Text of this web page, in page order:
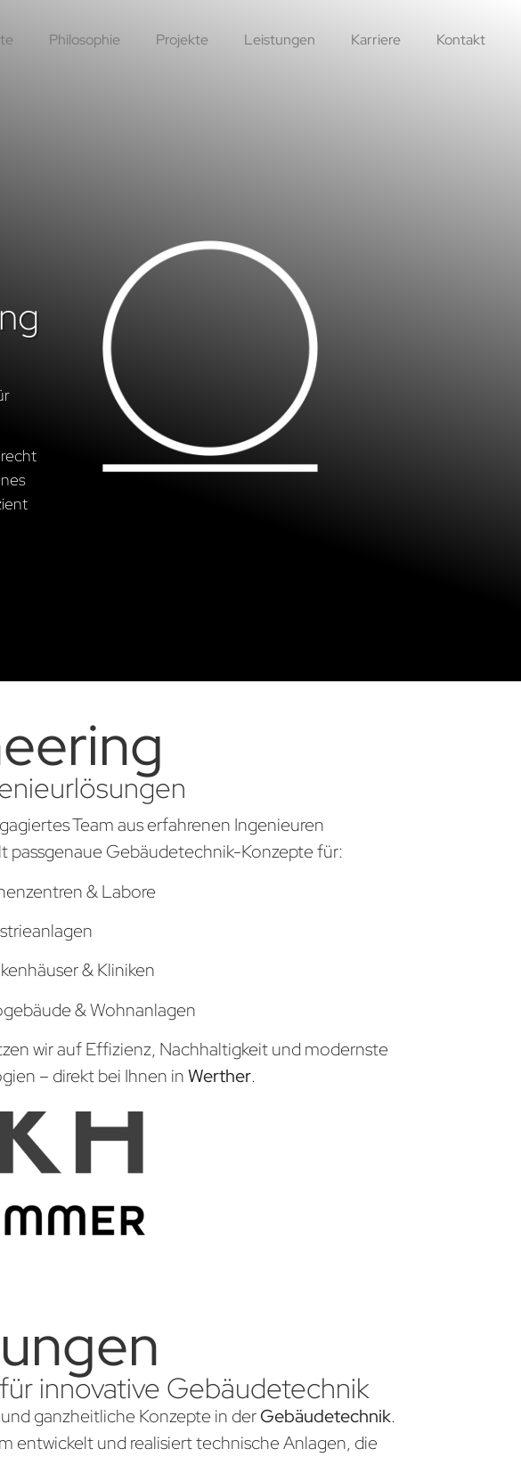
Philosophie Projekte Leistungen Karriere Kontakt
Team aus erfahrenen Ingenieuren
passgenaue Gebäudetechnik-Konzepte für:
& Labore
& Kliniken
& Wohnanlagen
wir auf Effizienz, Nachhaltigkeit und modernste
– direkt bei Ihnen inWerther.
innovative Gebäudetechnik
ganzheitliche Konzepte in derGebäudetechnik.
entwickelt und realisiert technische Anlagen, die